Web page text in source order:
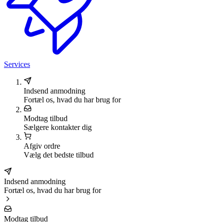
Services
Indsend anmodning
Fortæl os, hvad du har brug for
Modtag tilbud
Sælgere kontakter dig
Afgiv ordre
Vælg det bedste tilbud
Indsend anmodning
Fortæl os, hvad du har brug for
Modtag tilbud